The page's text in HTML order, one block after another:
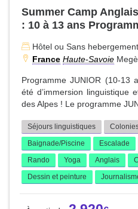
Summer Camp
: 10 à 13 ans
Hôtel ou Sans hebergement
France Haute-Savoie
Programme JUNIOR (10-13
été d’immersion linguistique
des Alpes ! Le programme
Séjours linguistiques
Baignade/Piscine
Escalade
Rando
Yoga Anglais
Dessin et peinture